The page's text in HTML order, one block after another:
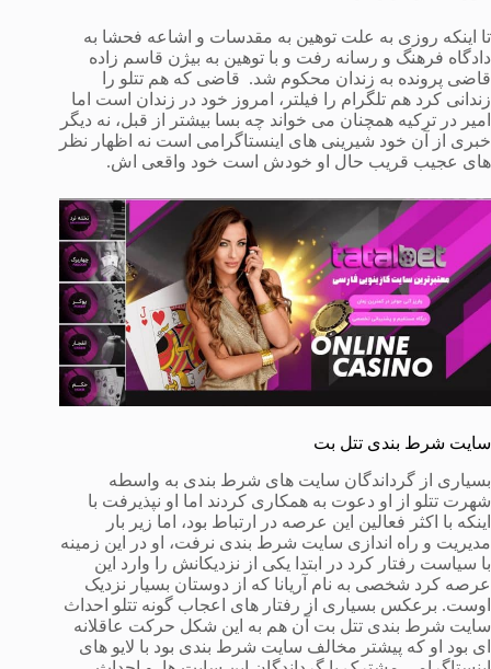
تا اینکه روزی به علت توهین به مقدسات و اشاعه فحشا به
دادگاه فرهنگ و رسانه رفت و با توهین به بیژن قاسم زاده
قاضی پرونده به زندان محکوم شد. قاضی که هم تتلو را
زندانی کرد هم تلگرام را فیلتر، امروز خود در زندان است اما
امیر در ترکیه همچنان می خواند چه بسا بیشتر از قبل، نه دیگر
خبری از آن خود شیرینی های اینستاگرامی است نه اظهار نظر
های عجیب قریب حال او خودش است خود واقعی اش.
سایت شرط بندی تتل بت
بسیاری از گرداندگان سایت های شرط بندی به واسطه
شهرت تتلو از او دعوت به همکاری کردند اما او نپذیرفت با
اینکه با اکثر فعالین این عرصه در ارتباط بود، اما زیر بار
مدیریت و راه اندازی سایت شرط بندی نرفت، او در این زمینه
با سیاست رفتار کرد در ابتدا یکی از نزدیکانش را وارد این
عرصه کرد شخصی به نام آریانا که از دوستان بسیار نزدیک
اوست. برعکس بسیاری از رفتار های اعجاب گونه تتلو احداث
سایت شرط بندی تتل بت آن هم به این شکل حرکت عاقلانه
ای بود او که پیشتر مخالف سایت شرط بندی بود با لایو های